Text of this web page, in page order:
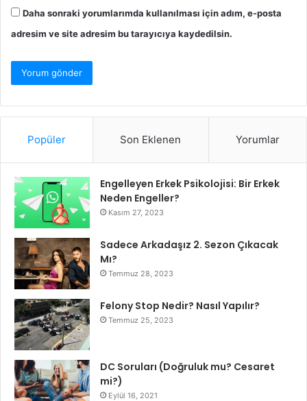
Daha sonraki yorumlarımda kullanılması için adım, e-posta
adresim ve site adresim bu tarayıcıya kaydedilsin.
Popüler Son Eklenen Yorumlar
Engelleyen Erkek Psikolojisi: Bir Erkek
Neden Engeller?
Kasım 27, 2023
Sadece Arkadaşız 2. Sezon Çıkacak
Mı?
Temmuz 28, 2023
Felony Stop Nedir? Nasıl Yapılır?
Temmuz 25, 2023
DC Soruları (Doğruluk mu? Cesaret
mi?)
Eylül 16, 2021